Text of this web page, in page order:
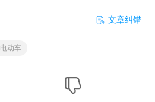
文章纠错
电动车